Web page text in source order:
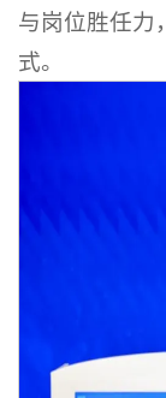
与岗位胜任力
式。